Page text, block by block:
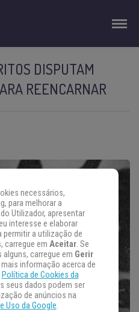
DISPUTAM
REENCARNAR
necessários,
para melhorar a
Utilizador, apresentar
interesse e elaborar
a utilização de
carregue em Aceitar. Se
carregue em Gerir
informação acerca de
Política de Cookies da
seus dados podem ser
de anúncios na
Uso da Google.